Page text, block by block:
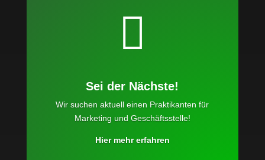

Sei der Nächste!
Wir suchen aktuell einen Praktikanten für
Marketing und Geschäftsstelle!
Hier mehr erfahren